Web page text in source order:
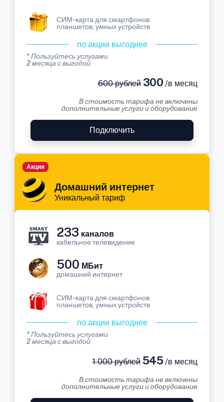
СИМ-карта для смартфонов
планшетов, умных устройств
по акции выгоднее
* Пользуйтесь услугами
2 месяца с выгодой
600 рублей300 /в месяц
В стоимость тарифа не включены
дополнительные услуги и оборудование
Подключить
Домашний интернет
Уникальный тариф
Акция
233 каналов
кабельное телевидение
500 МБит
домашний интернет
СИМ-карта для смартфонов
планшетов, умных устройств
по акции выгоднее
* Пользуйтесь услугами
2 месяца с выгодой
1 000 рублей545 /в месяц
В стоимость тарифа не включены
дополнительные услуги и оборудование